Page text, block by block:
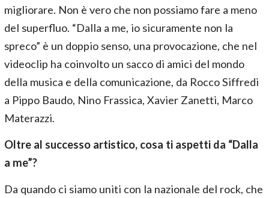
migliorare. Non è vero che non possiamo fare a meno
del superfluo. “Dalla a me, io sicuramente non la
spreco” è un doppio senso, una provocazione, che nel
videoclip ha coinvolto un sacco di amici del mondo
della musica e della comunicazione, da Rocco Siffredi
a Pippo Baudo, Nino Frassica, Xavier Zanetti, Marco
Materazzi.
Oltre al successo artistico, cosa ti aspetti da “Dalla
a me”?
Da quando ci siamo uniti con la nazionale del rock, che